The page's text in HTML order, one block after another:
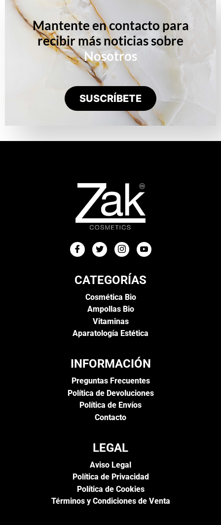
Mantente en contacto para
recibir más noticias sobre
Nosotros
SUSCRÍBETE
CATEGORÍAS
Cosmética Bio
Ampollas Bio
Vitaminas
Aparatología Estética
INFORMACIÓN
Preguntas Frecuentes
Política de Devoluciones
Política de Envíos
Contacto
LEGAL
Aviso Legal
Política de Privacidad
Política de Cookies
Términos y Condiciones de Venta